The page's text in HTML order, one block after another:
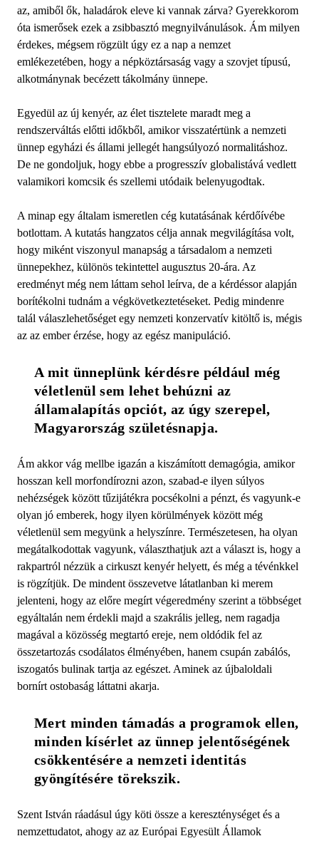
az, amiből ők, haladárok eleve ki vannak zárva? Gyerekkorom
óta ismerősek ezek a zsibbasztó megnyilvánulások. Ám milyen
érdekes, mégsem rögzült úgy ez a nap a nemzet
emlékezetében, hogy a népköztársaság vagy a szovjet típusú,
alkotmánynak becézett tákolmány ünnepe.
Egyedül az új kenyér, az élet tisztelete maradt meg a
rendszerváltás előtti időkből, amikor visszatértünk a nemzeti
ünnep egyházi és állami jellegét hangsúlyozó normalitáshoz.
De ne gondoljuk, hogy ebbe a progresszív globalistává vedlett
valamikori komcsik és szellemi utódaik belenyugodtak.
A minap egy általam ismeretlen cég kutatásának kérdőívébe
botlottam. A kutatás hangzatos célja annak megvilágítása volt,
hogy miként viszonyul manapság a társadalom a nemzeti
ünnepekhez, különös tekintettel augusztus 20-ára. Az
eredményt még nem láttam sehol leírva, de a kérdéssor alapján
borítékolni tudnám a végkövetkeztetéseket. Pedig mindenre
talál válaszlehetőséget egy nemzeti konzervatív kitöltő is, mégis
az az ember érzése, hogy az egész manipuláció.
A mit ünneplünk kérdésre például még
véletlenül sem lehet behúzni az
államalapítás opciót, az úgy szerepel,
Magyarország születésnapja.
Ám akkor vág mellbe igazán a kiszámított demagógia, amikor
hosszan kell morfondírozni azon, szabad-e ilyen súlyos
nehézségek között tűzijátékra pocsékolni a pénzt, és vagyunk-e
olyan jó emberek, hogy ilyen körülmények között még
véletlenül sem megyünk a helyszínre. Természetesen, ha olyan
megátalkodottak vagyunk, választhatjuk azt a választ is, hogy a
rakpartról nézzük a cirkuszt kenyér helyett, és még a tévénkkel
is rögzítjük. De mindent összevetve látatlanban ki merem
jelenteni, hogy az előre megírt végeredmény szerint a többséget
egyáltalán nem érdekli majd a szakrális jelleg, nem ragadja
magával a közösség megtartó ereje, nem oldódik fel az
összetartozás csodálatos élményében, hanem csupán zabálós,
iszogatós bulinak tartja az egészet. Aminek az újbaloldali
bornírt ostobaság láttatni akarja.
Mert minden támadás a programok ellen,
minden kísérlet az ünnep jelentőségének
csökkentésére a nemzeti identitás
gyöngítésére törekszik.
Szent István ráadásul úgy köti össze a kereszténységet és a
nemzettudatot, ahogy az az Európai Egyesült Államok